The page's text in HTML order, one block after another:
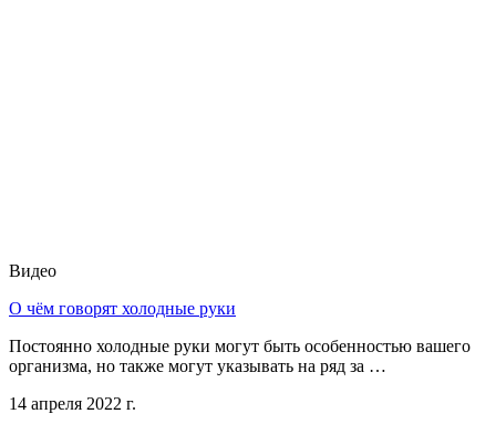
Видео
О чём говорят холодные руки
Постоянно холодные руки могут быть особенностью вашего
организма, но также могут указывать на ряд за …
14 апреля 2022 г.